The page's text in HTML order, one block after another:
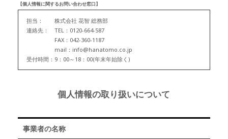
【個人情報に関するお問い合わせ窓口】
担当：
株式会社 花智 総務部
連絡先：
TEL：0120-664-587
FAX：042-360-1187
mail：info@hanatomo.co.jp
受付時間： 9：00～18：00(年末年始除く)
個人情報の取り扱いについて
事業者の名称